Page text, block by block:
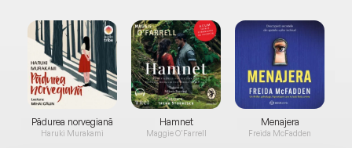
Pădurea norvegiană
Haruki Murakami
Hamnet
Maggie O'Farrell
Menajera
Freida McFadden